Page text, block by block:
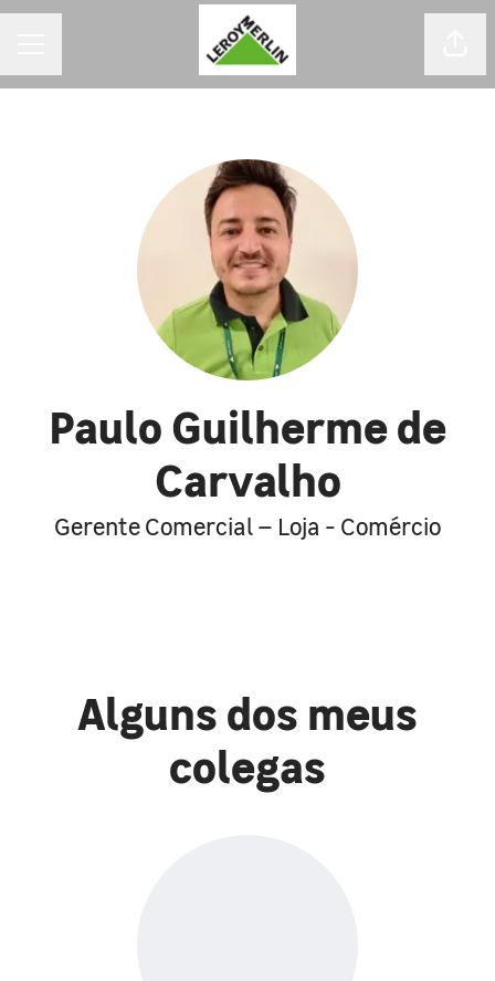
Paulo Guilherme de
Carvalho
Gerente Comercial – Loja - Comércio
Alguns dos meus
colegas